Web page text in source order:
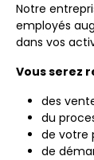
Notre
employés
dans vos
Vous serez
des
du
de votre
de